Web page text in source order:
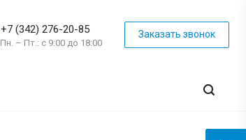
+7 (342) 276-20-85
Пн. – Пт.: с 9:00 до 18:00
Заказать звонок